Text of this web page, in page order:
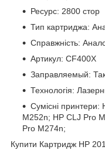
Ресурс: 2800 стор
Тип картриджа:
Справжність:
Артикул: CF400X
Заправляемый:
Технологія:
Сумісні
M252n; HP CLJ Pro
Pro M274n;
Купити Картридж HP